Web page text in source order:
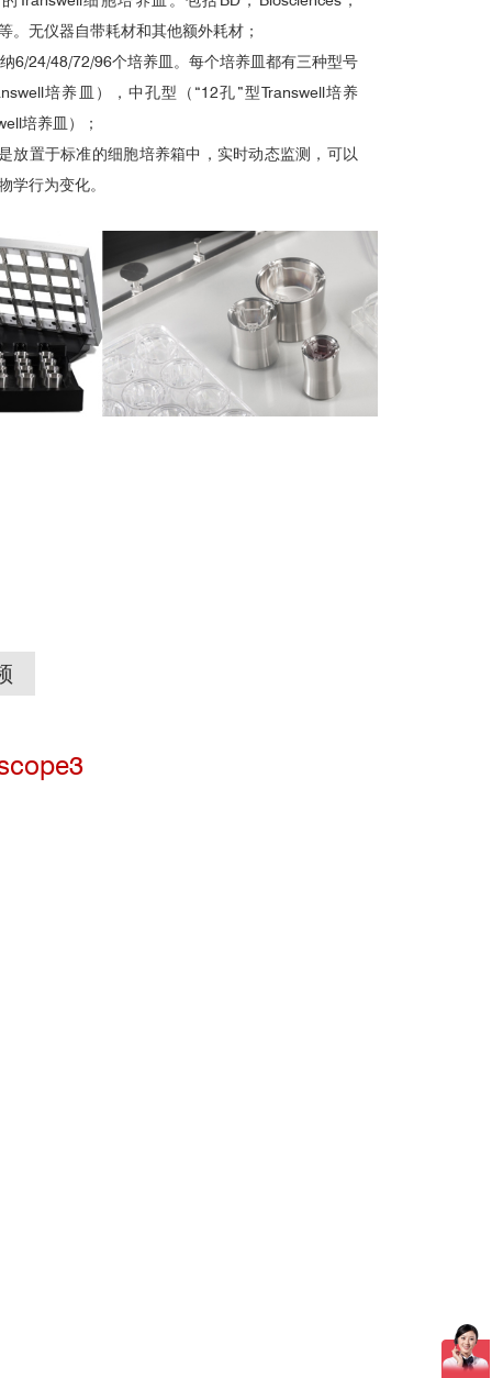
。无仪器自带耗材和其他额外耗材；
6/24/48/72/96个培养皿。每个培养皿都有三种型号
培养皿），中孔型（“12孔”型Transwell培养
培养皿）；
放置于标准的细胞培养箱中，实时动态监测，可以
学行为变化。